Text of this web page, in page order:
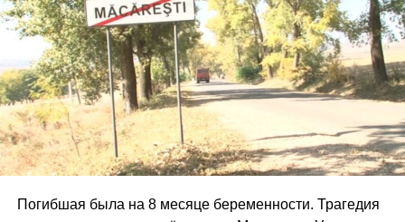
Погибшая была на 8 месяце беременности. Трагедия